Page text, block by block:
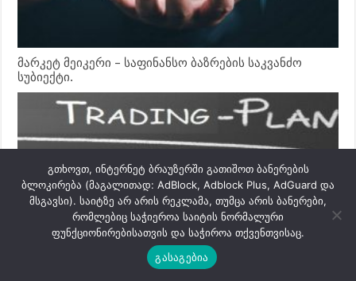
მარკეტ მეიკერი – საფინანსო ბაზრების საკვანძო
სუბიექტი.
გთხოვთ, ინტერნეტ ბრაუზერში გათიშოთ ბანერების
ბლოკირება (მაგალითად: AdBlock, Adblock Plus, AdGuard და
მსგავსი). საიტზე არ არის რეკლამა, თუმცა არის ბანერები,
რომლებიც საჭიეროა საიტის ნორმალური
ფუნქციონირებისათვის და საჭიროა თქვენთვისაც.
გასაგებია